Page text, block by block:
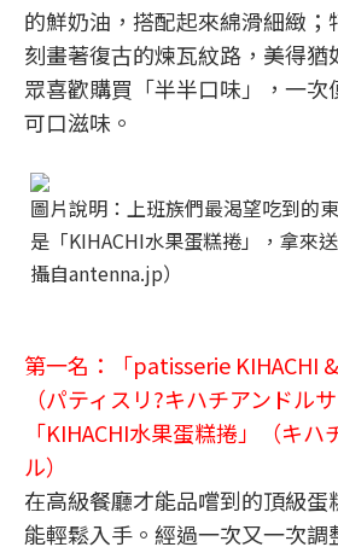
的鮮奶油，搭配起來綿滑細緻；
刻畫著復古的煉瓦紋路，美得猶
眾喜歡購買「半半口味」，一次
可口滋味。
圖片說明：上班族們最渴望吃到的
是「KIHACHI水果蛋糕捲」，拿來
攝自antenna.jp）
第一名：「patisserie KIHACHI &
（パティスリ?キハチアンドル
「KIHACHI水果蛋糕捲」（キ
ル）
在高級餐廳才能品嚐到的頂級
能輕鬆入手。經過一次又一次調